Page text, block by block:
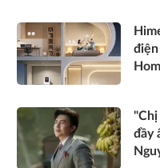
điện
"Chị
đầy